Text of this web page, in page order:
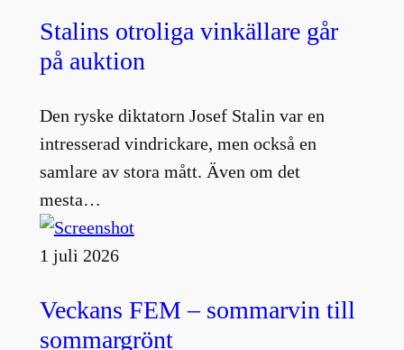
Stalins otroliga vinkällare går
på auktion
Den ryske diktatorn Josef Stalin var en
intresserad vindrickare, men också en
samlare av stora mått. Även om det
mesta…
1 juli 2026
Veckans FEM – sommarvin till
sommargrönt